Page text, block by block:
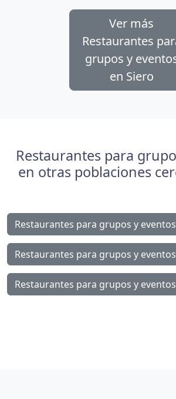
Ver más
Restaurantes
grupos y
en Siero
Restaurantes para
en otras poblaciones
Restaurantes para grupos y
Restaurantes para grupos y
Restaurantes para grupos y